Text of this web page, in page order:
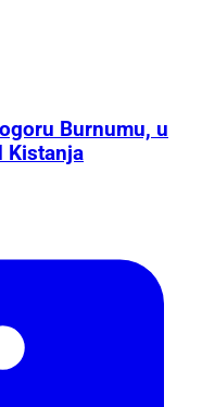
Burnumu, u
Kistanja